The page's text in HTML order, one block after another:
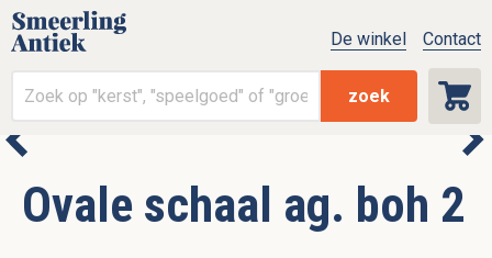
zoek
De winkel Contact
Ovale schaal ag. boh 2